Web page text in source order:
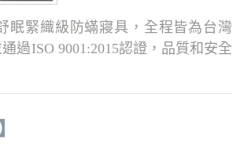
眠緊織級防蟎寢具，全程皆為台灣
過ISO 9001:2015認證，品質和安全